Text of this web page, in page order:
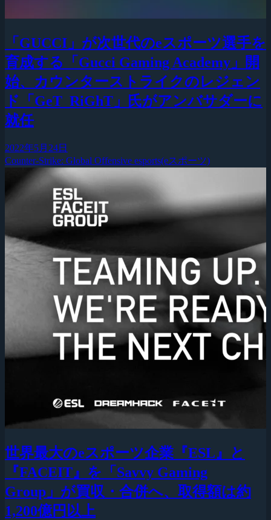
「GUCCI」が次世代のeスポーツ選手を
育成する「Gucci Gaming Academy」開
始、カウンターストライクのレジェン
ド「GeT_RiGhT」氏がアンバサダーに
就任
2022年5月24日
Counter-Strike: Global Offensive esports(eスポーツ)
世界最大のeスポーツ企業『ESL』と
『FACEIT』を「Savvy Gaming
Group」が買収・合併へ、取得額は約
1,200億円以上